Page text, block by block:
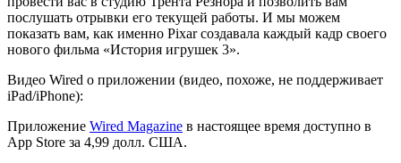
послушать отрывки его текущей работы. И мы можем
показать вам, как именно Pixar создавала каждый кадр своего
нового фильма «История игрушек 3».
Видео Wired о приложении (видео, похоже, не поддерживает
iPad/iPhone):
Приложение Wired Magazine в настоящее время доступно в
App Store за 4,99 долл. США.